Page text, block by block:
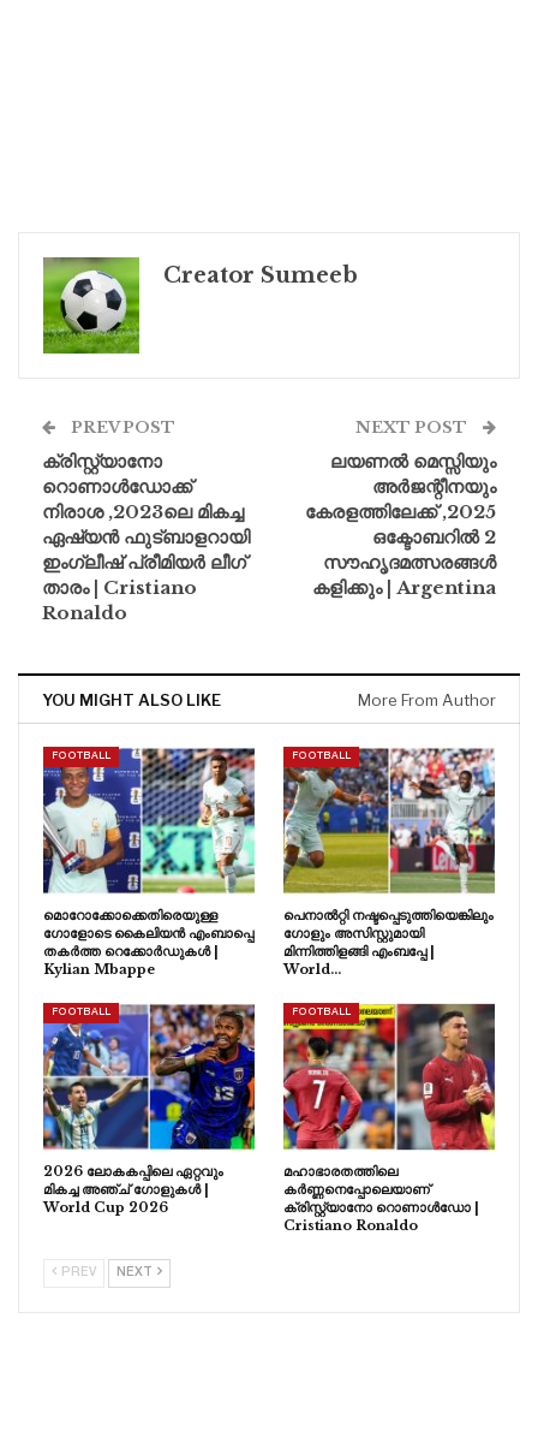
Creator Sumeeb
PREV POST
ക്രിസ്റ്റ്യാനോ
റൊണാൾഡോക്ക്
നിരാശ ,2023ലെ മികച്ച
ഏഷ്യൻ ഫുട്ബാളറായി
ഇംഗ്ലീഷ് പ്രീമിയർ ലീഗ്
താരം | Cristiano
Ronaldo
NEXT POST
ലയണൽ മെസ്സിയും
അർജന്റീനയും
കേരളത്തിലേക്ക് ,2025
ഒക്ടോബറിൽ 2
സൗഹൃദമത്സരങ്ങൾ
കളിക്കും | Argentina
YOU MIGHT ALSO LIKE More From Author
FOOTBALL
മൊറോക്കോക്കെതിരെയുള്ള
ഗോളോടെ കൈലിയൻ എംബാപ്പെ
തകർത്ത റെക്കോർഡുകൾ |
Kylian Mbappe
FOOTBALL
പെനാൽറ്റി നഷ്ടപ്പെടുത്തിയെങ്കിലും
ഗോളും അസിസ്റ്റുമായി
മിന്നിത്തിളങ്ങി എംബപ്പേ |
World…
FOOTBALL
2026 ലോകകപ്പിലെ ഏറ്റവും
മികച്ച അഞ്ച് ഗോളുകൾ |
World Cup 2026
FOOTBALL
മഹാഭാരതത്തിലെ
കർണ്ണനെപ്പോലെയാണ്
ക്രിസ്റ്റ്യാനോ റൊണാൾഡോ |
Cristiano Ronaldo
PREV NEXT